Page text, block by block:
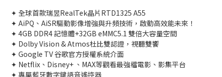
✦ 全球首款瑞昱RealTek晶片RTD1325 A55
✦ AiPQ、AiSR驅動影像增強與升頻技術，啟動高效能未來！
✦ 4GB DDR4 記憶體+32GB eMMC5.1 雙倍大容量空間
✦ Dolby Vision & Atmos杜比雙認證，視聽雙饗
✦ Google TV 谷歌官方授權系統介面
✦ Netflix、Disney+ 、MAX等觀看最強檔電影、影集​平台
✦ 專屬藍牙數字鍵語音遙控器